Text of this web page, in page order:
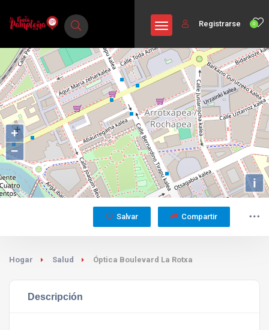
0
Registrarse
+
−
i
Salvar Compartir
Hogar Salud Óptica Boulevard La Rotxa
Descripción